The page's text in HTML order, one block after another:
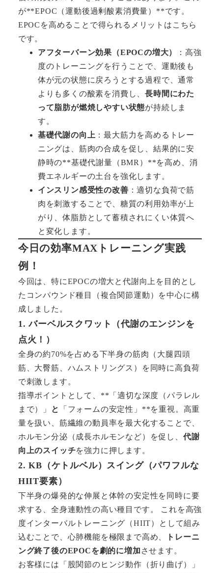
が**EPOC（運動後過剰酸素消費量）**です。
EPOCを高めることで得られるメリットはこちら
です。
アフターバーン効果（EPOCの増大）
：高強
度のトレーニングを行うことで、運動後も
体が元の状態に戻ろうとする過程で、通常
よりも多くの酸素を消費し、長時間にわた
って脂肪が燃焼しやすい状態が持続しま
す。
基礎代謝の向上 ：最大筋力を高めるトレー
ニングは、筋肉の合成を促し、結果的に安
静時の**基礎代謝量（BMR）**を高め、消
費エネルギーの土台を強化します。
インスリン感受性の改善 ：適切な負荷で筋
肉を刺激することで、糖質の利用効率が上
がり、体脂肪として蓄積されにくい体質へ
と変化します。
今日の効率MAXトレーニング実践
例！
今回は、特にEPOCの増大と代謝向上を目的とし
たコンパウンド種目（複合関節運動）を中心に構
成しました。
1. バーベルスクワット（代謝のエンジンを
点火！）
全身の約70%を占める下半身の筋肉（大腿四頭
筋、大臀筋、ハムストリングス）を同時に高負荷
で刺激します。
指導ポイントとして、**「適切な深度（パラレル
まで）」
と
「フォームの安定性」**を重視。高重
量を扱い、筋繊維の動員率を最大化することで、
ホルモン分泌（成長ホルモンなど）を促し、 代謝
向上のスイッチを強力に押します。
2. KB（ケトルベル）スイング（パワフルな
HIIT要素）
下半身の爆発的な伸展と体幹の安定性を同時に要
求する、全身連動性の高い種目です。 これを高強
度インターバルトレーニング（HIIT）として組み
込むことで、心肺機能を極限まで高め、
トレーニ
ング終了後のEPOCを劇的に増加 させます。
お客様には「股関節のヒンジ動作（折り曲げ）」